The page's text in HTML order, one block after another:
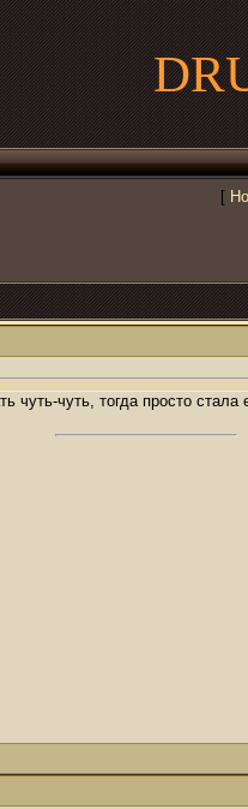
[
чуть-чуть, тогда просто